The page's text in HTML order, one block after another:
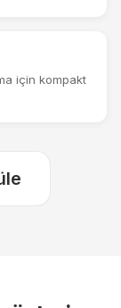
için kompakt